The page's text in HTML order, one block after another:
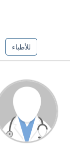
للأطباء